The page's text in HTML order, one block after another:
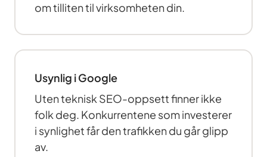
om tilliten til virksomheten din.
Usynlig i Google
Uten teknisk SEO-oppsett finner ikke
folk deg. Konkurrentene som investerer
i synlighet får den trafikken du går glipp
av.